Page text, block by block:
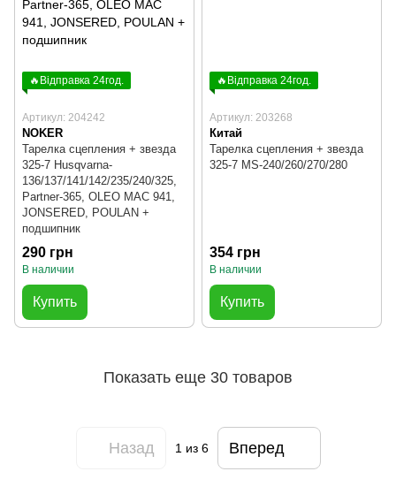
🔥Відправка 24год.
Артикул: 204242
NOKER
Тарелка сцепления + звезда
325-7 Husqvarna-
136/137/141/142/235/240/325,
Partner-365, OLEO MAC 941,
JONSERED, POULAN +
подшипник
290 грн
В наличии
Купить
🔥Відправка 24год.
Артикул: 203268
Китай
Тарелка сцепления + звезда
325-7 MS-240/260/270/280
354 грн
В наличии
Купить
Показать еще 30 товаров
Назад 1из 6 Вперед